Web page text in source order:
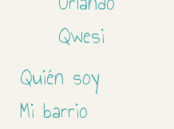
Qwesi
Quién soy
Mi barrio